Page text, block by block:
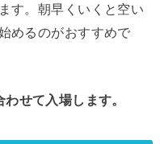
す。朝早くいくと空い
めるのがおすすめで
せて入場します。